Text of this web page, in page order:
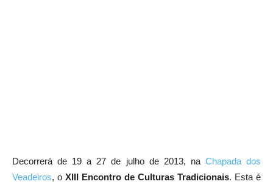
Decorrerá de 19 a 27 de julho de 2013, na Chapada dos
Veadeiros, o XIII Encontro de Culturas Tradicionais. Esta é